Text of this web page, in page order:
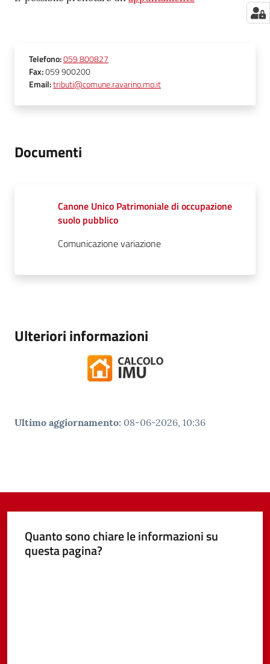
Telefono:059 800827
Fax:059 900200
Email:tributi@comune.ravarino.mo.it
Documenti
Canone Unico Patrimoniale di occupazione
suolo pubblico
Comunicazione variazione
Ulteriori informazioni
Ultimo aggiornamento: 08-06-2026, 10:36
Quanto sono chiare le informazioni su
questa pagina?